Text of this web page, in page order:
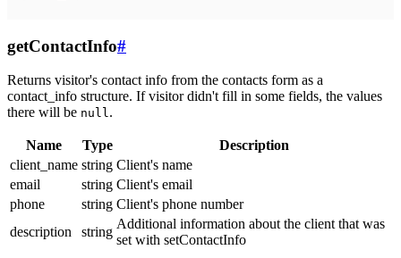
getContactInfo#
Returns visitor's contact info from the contacts form as a
contact_info structure. If visitor didn't fill in some fields, the values
there will be null.
Name Type
Description
client_name string Client's name
email
string Client's email
phone
string Client's phone number
description
string
Additional information about the client that was
set with setContactInfo